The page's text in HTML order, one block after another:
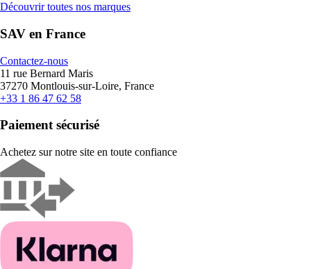
Découvrir toutes nos marques
SAV en France
Contactez-nous
11 rue Bernard Maris
37270 Montlouis-sur-Loire, France
+33 1 86 47 62 58
Paiement sécurisé
Achetez sur notre site en toute confiance